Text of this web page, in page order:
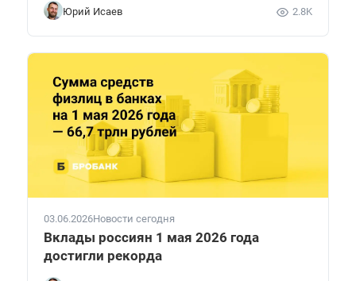
Юрий Исаев 2.8K
03.06.2026Новости сегодня
Вклады россиян 1 мая 2026 года
достигли рекорда